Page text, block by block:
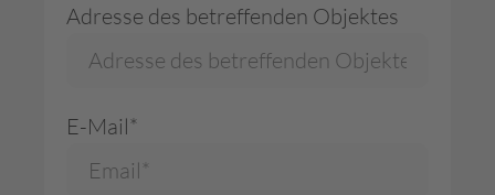
Adresse des betreffenden Objektes
E-Mail*